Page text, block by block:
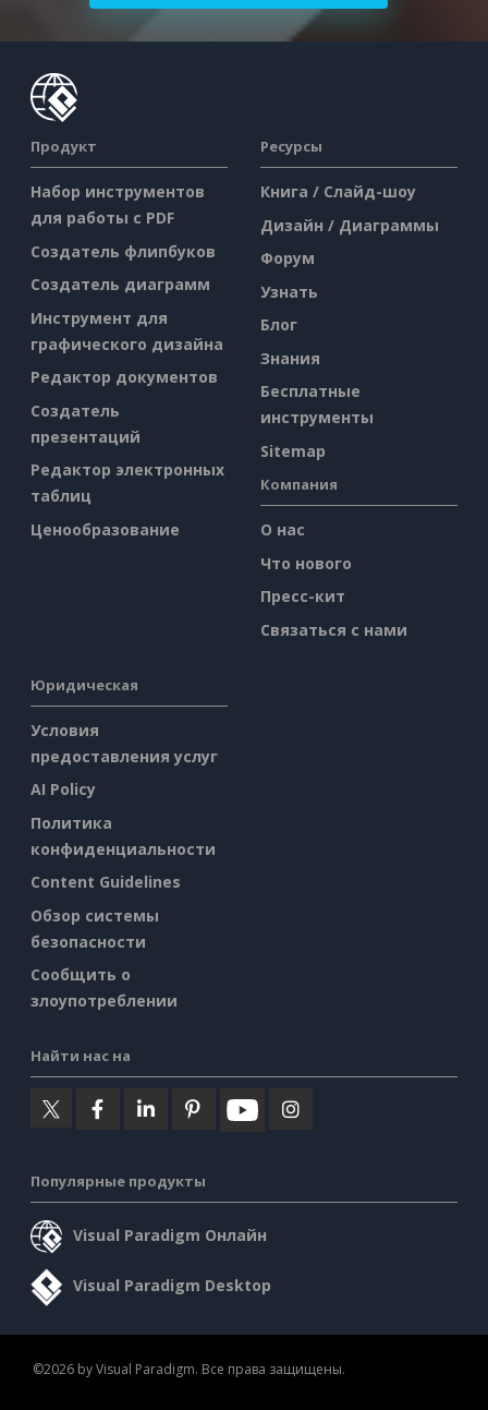
Продукт
Набор инструментов
для работы с PDF
Создатель флипбуков
Создатель диаграмм
Инструмент для
графического дизайна
Редактор документов
Создатель
презентаций
Редактор электронных
таблиц
Ценообразование
Ресурсы
Книга / Слайд-шоу
Дизайн / Диаграммы
Форум
Узнать
Блог
Знания
Бесплатные
инструменты
Sitemap
Компания
О нас
Что нового
Пресс-кит
Связаться с нами
Юридическая
Условия
предоставления услуг
AI Policy
Политика
конфиденциальности
Content Guidelines
Обзор системы
безопасности
Сообщить о
злоупотреблении
Найти нас на
Популярные продукты
Visual Paradigm Онлайн
Visual Paradigm Desktop
©2026 by Visual Paradigm. Все права защищены.